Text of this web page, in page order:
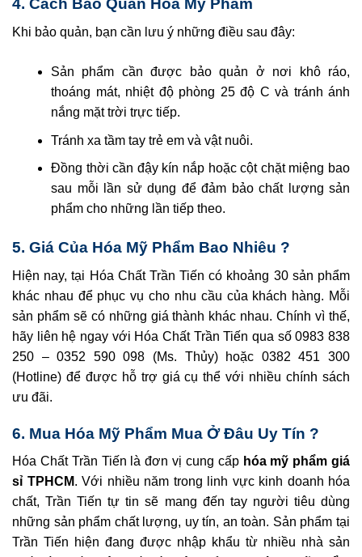
4. Cách Bảo Quản Hóa Mỹ Phẩm
Khi bảo quản, bạn cần lưu ý những điều sau đây:
Sản phẩm cần được bảo quản ở nơi khô ráo,
thoáng mát, nhiệt độ phòng 25 độ C và tránh ánh
nắng mặt trời trực tiếp.
Tránh xa tầm tay trẻ em và vật nuôi.
Đồng thời cần đậy kín nắp hoặc cột chặt miệng bao
sau mỗi lần sử dụng để đảm bảo chất lượng sản
phẩm cho những lần tiếp theo.
5. Giá Của Hóa Mỹ Phẩm Bao Nhiêu ?
Hiện nay, tại Hóa Chất Trần Tiến có khoảng 30 sản phẩm
khác nhau để phục vụ cho nhu cầu của khách hàng. Mỗi
sản phẩm sẽ có những giá thành khác nhau. Chính vì thế,
hãy liên hệ ngay với Hóa Chất Trần Tiến qua số 0983 838
250 – 0352 590 098 (Ms. Thủy) hoặc 0382 451 300
(Hotline) để được hỗ trợ giá cụ thể với nhiều chính sách
ưu đãi.
6. Mua Hóa Mỹ Phẩm Mua Ở Đâu Uy Tín ?
Hóa Chất Trần Tiến là đơn vị cung cấp hóa mỹ phẩm giá
sỉ TPHCM. Với nhiều năm trong linh vực kinh doanh hóa
chất, Trần Tiến tự tin sẽ mang đến tay người tiêu dùng
những sản phẩm chất lượng, uy tín, an toàn. Sản phẩm tại
Trần Tiến hiện đang được nhập khẩu từ nhiều nhà sản